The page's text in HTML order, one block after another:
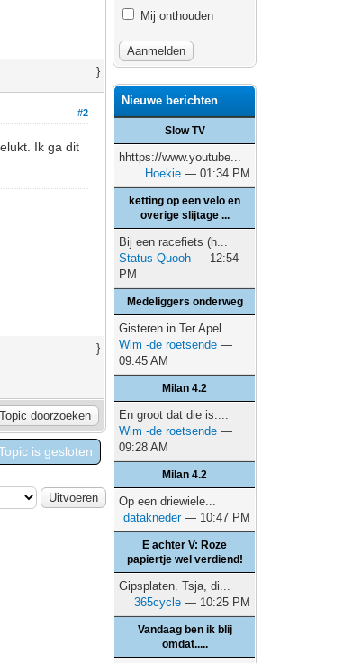
}
#2
Ik ga dit
}
is gesloten
Mij onthouden
Nieuwe berichten
Slow TV
hhttps://www.youtube...
Hoekie — 01:34 PM
ketting op een velo en
overige slijtage ...
Bij een racefiets (h...
Status Quooh — 12:54
PM
Medeliggers onderweg
Gisteren in Ter Apel...
Wim -de roetsende —
09:45 AM
Milan 4.2
En groot dat die is....
Wim -de roetsende —
09:28 AM
Milan 4.2
Op een driewiele...
datakneder— 10:47 PM
E achter V: Roze
papiertje wel verdiend!
Gipsplaten. Tsja, di...
365cycle — 10:25 PM
Vandaag ben ik blij
omdat.....